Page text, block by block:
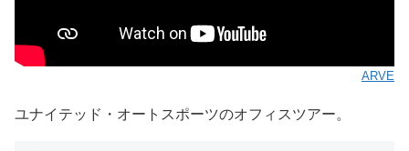
ARVE
ユナイテッド・オートスポーツのオフィスツアー。